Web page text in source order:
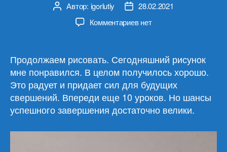
Автор
записи
Автор: igorlutiy
Дата28.02.2021
Комментариевк
Палец
за
30
минут
нет
Продолжаем рисовать. Сегодняшний рисунок
мне понравился. В целом получилось хорошо.
Это радует и придает сил для будущих
свершений. Впереди еще 10 уроков. Но шансы
успешного завершения достаточно велики.